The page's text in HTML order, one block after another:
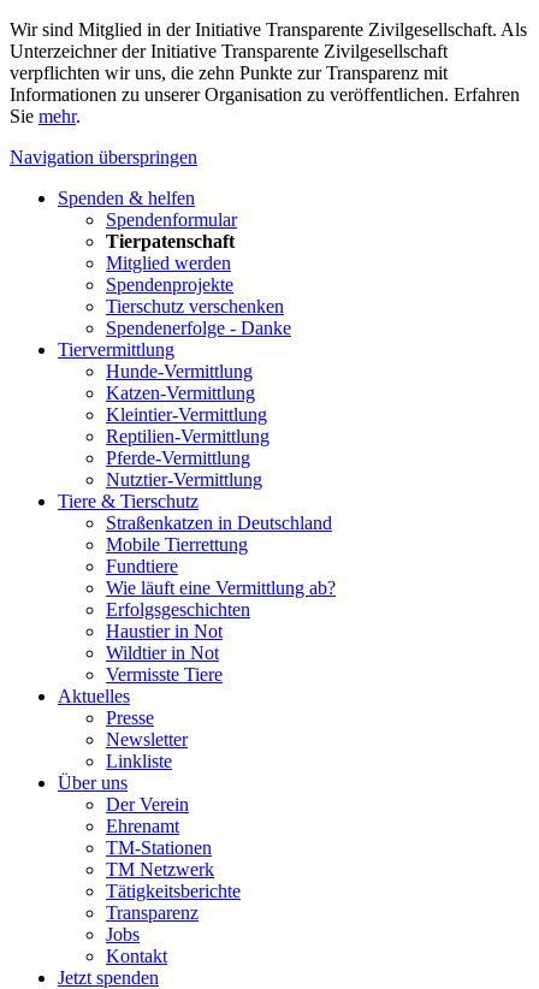
Wir sind Mitglied in der Initiative Transparente Zivilgesellschaft. Als
Unterzeichner der Initiative Transparente Zivilgesellschaft
verpflichten wir uns, die zehn Punkte zur Transparenz mit
Informationen zu unserer Organisation zu veröffentlichen. Erfahren
Sie mehr.
Navigation überspringen
Spenden & helfen
Spendenformular
Tierpatenschaft
Mitglied werden
Spendenprojekte
Tierschutz verschenken
Spendenerfolge - Danke
Tiervermittlung
Hunde-Vermittlung
Katzen-Vermittlung
Kleintier-Vermittlung
Reptilien-Vermittlung
Pferde-Vermittlung
Nutztier-Vermittlung
Tiere & Tierschutz
Straßenkatzen in Deutschland
Mobile Tierrettung
Fundtiere
Wie läuft eine Vermittlung ab?
Erfolgsgeschichten
Haustier in Not
Wildtier in Not
Vermisste Tiere
Aktuelles
Presse
Newsletter
Linkliste
Über uns
Der Verein
Ehrenamt
TM-Stationen
TM Netzwerk
Tätigkeitsberichte
Transparenz
Jobs
Kontakt
Jetzt spenden